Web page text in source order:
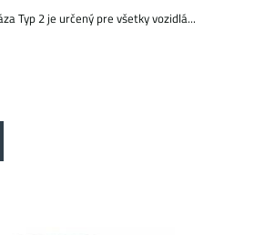
Typ 2 je určený pre všetky vozidlá...